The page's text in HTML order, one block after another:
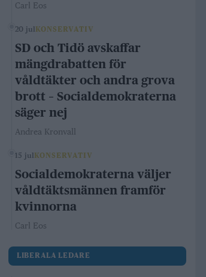
Carl Eos
20 jul KONSERVATIV
SD och Tidö avskaffar
mängdrabatten för
våldtäkter och andra grova
brott – Socialdemokraterna
säger nej
Andrea Kronvall
15 jul KONSERVATIV
Socialdemokraterna väljer
våldtäktsmännen framför
kvinnorna
Carl Eos
LIBERALA LEDARE